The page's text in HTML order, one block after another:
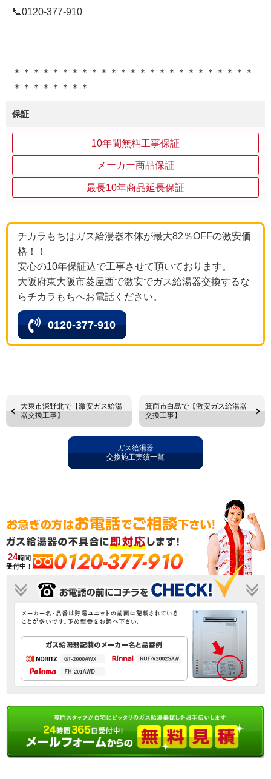
📞0120-377-910
＊＊＊＊＊＊＊＊＊＊＊＊＊＊＊＊＊＊＊＊＊＊＊＊＊
＊＊＊＊＊＊＊＊
保証
10年間無料工事保証
メーカー商品保証
最長10年商品延長保証
チカラもちはガス給湯器本体が最大82％OFFの激安価
格！！
安心の10年保証込で工事させて頂いております。
大阪府東大阪市菱屋西で激安でガス給湯器交換するな
らチカラもちへお電話ください。
0120-377-910
大東市深野北で【激安ガス給湯
器交換工事】
箕面市白島で【激安ガス給湯器
交換工事】
ガス給湯器
交換施工実績一覧
24時間
受付中！
0120-377-910